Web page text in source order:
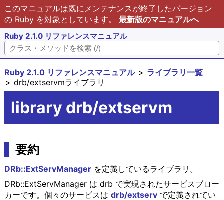
このマニュアルは既にメンテナンスが終了したバージョン
の Ruby を対象としています。 最新版のマニュアルへ
Ruby 2.1.0 リファレンスマニュアル
Ruby 2.1.0 リファレンスマニュアル
ライブラリ一覧
drb/extservmライブラリ
library drb/extservm
要約
DRb::ExtServManagerを定義しているライブラリ。
DRb::ExtServManager は drb で実現されたサービスブロー
カーです。個々のサービスは drb/extservで定義されてい